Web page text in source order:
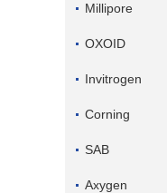
Millipore
OXOID
Invitrogen
Corning
SAB
Axygen